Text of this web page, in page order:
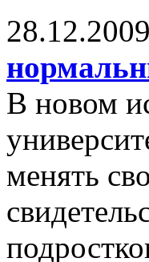
28.12.2009
В новом
менять